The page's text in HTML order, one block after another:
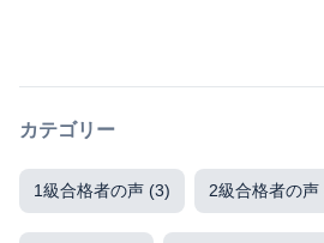
カテゴリー
1級合格者の声 (3) 2級合格者の声